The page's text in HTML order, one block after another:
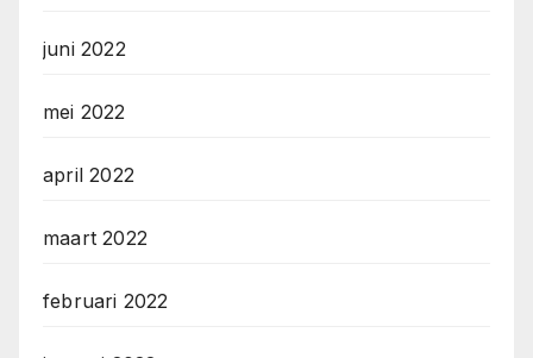
juni 2022
mei 2022
april 2022
maart 2022
februari 2022